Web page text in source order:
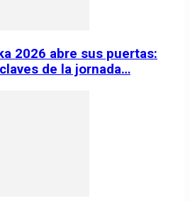
2026 abre sus puertas:
de la jornada…